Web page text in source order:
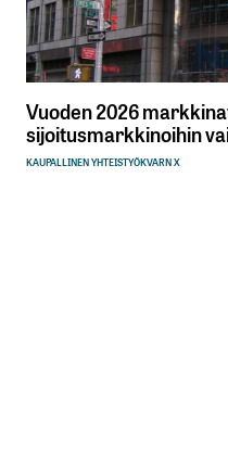
Vuoden 2026
sijoitusmarkkinoihin
KAUPALLINEN YHTEISTYÖKVARN X